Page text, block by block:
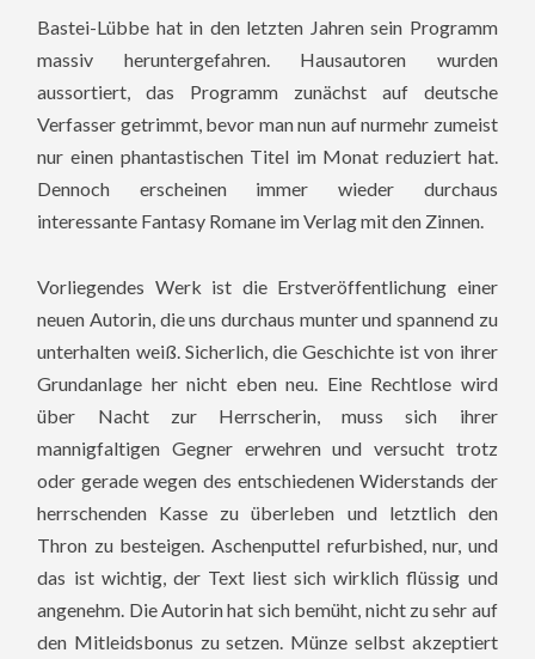
Bastei-Lübbe hat in den letzten Jahren sein Programm
massiv heruntergefahren. Hausautoren wurden
aussortiert, das Programm zunächst auf deutsche
Verfasser getrimmt, bevor man nun auf nurmehr zumeist
nur einen phantastischen Titel im Monat reduziert hat.
Dennoch erscheinen immer wieder durchaus
interessante Fantasy Romane im Verlag mit den Zinnen.
Vorliegendes Werk ist die Erstveröffentlichung einer
neuen Autorin, die uns durchaus munter und spannend zu
unterhalten weiß. Sicherlich, die Geschichte ist von ihrer
Grundanlage her nicht eben neu. Eine Rechtlose wird
über Nacht zur Herrscherin, muss sich ihrer
mannigfaltigen Gegner erwehren und versucht trotz
oder gerade wegen des entschiedenen Widerstands der
herrschenden Kasse zu überleben und letztlich den
Thron zu besteigen. Aschenputtel refurbished, nur, und
das ist wichtig, der Text liest sich wirklich flüssig und
angenehm. Die Autorin hat sich bemüht, nicht zu sehr auf
den Mitleidsbonus zu setzen. Münze selbst akzeptiert